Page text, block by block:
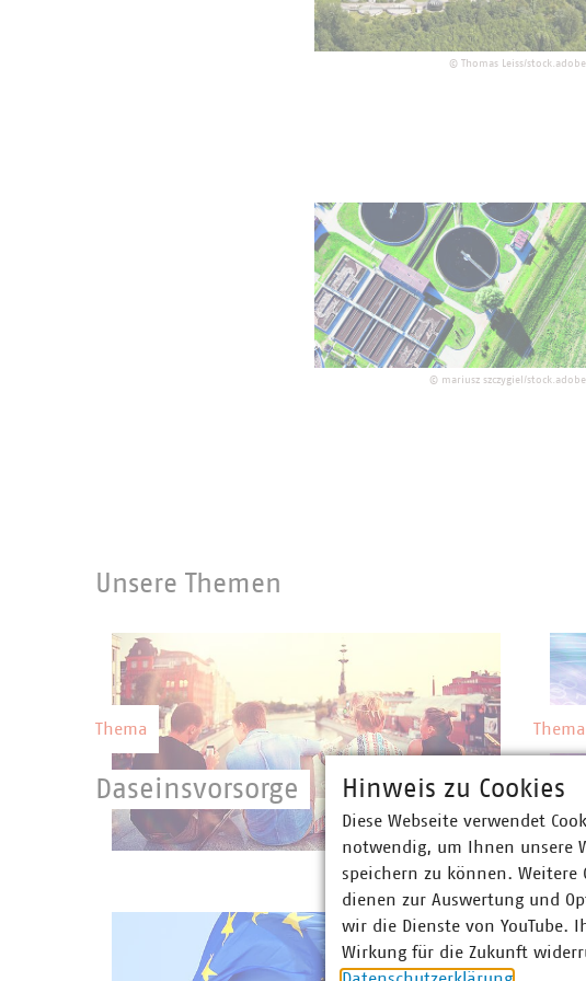
© Thomas Leiss/
© mariusz szczygiel/
Unsere Themen
Thema
Daseinsvorsorge
Die nachhaltige Leistungserbringung der
Kommunale Unternehmen ist die
Voraussetzung für die Entwicklung und
Wettbewerbsfähigkeit Deutschlands.
©kichigin19/stock.adobe.com
Thema
Hinweis zu Cookies
Diese Webseite verwendet
notwendig, um Ihnen unsere
speichern zu können. Weitere
dienen zur Auswertung und
wir die Dienste von YouTube.
Wirkung für die Zukunft